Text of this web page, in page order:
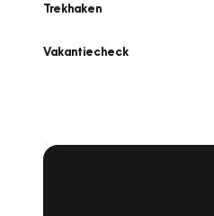
Trekhaken
Vakantiecheck